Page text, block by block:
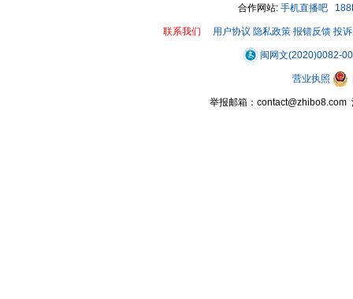
合作网站: 手机直播吧
联系我们 用户协议 隐私政策 报错反馈 投
闽网文(2020)0082-
营业执照
举报邮箱：